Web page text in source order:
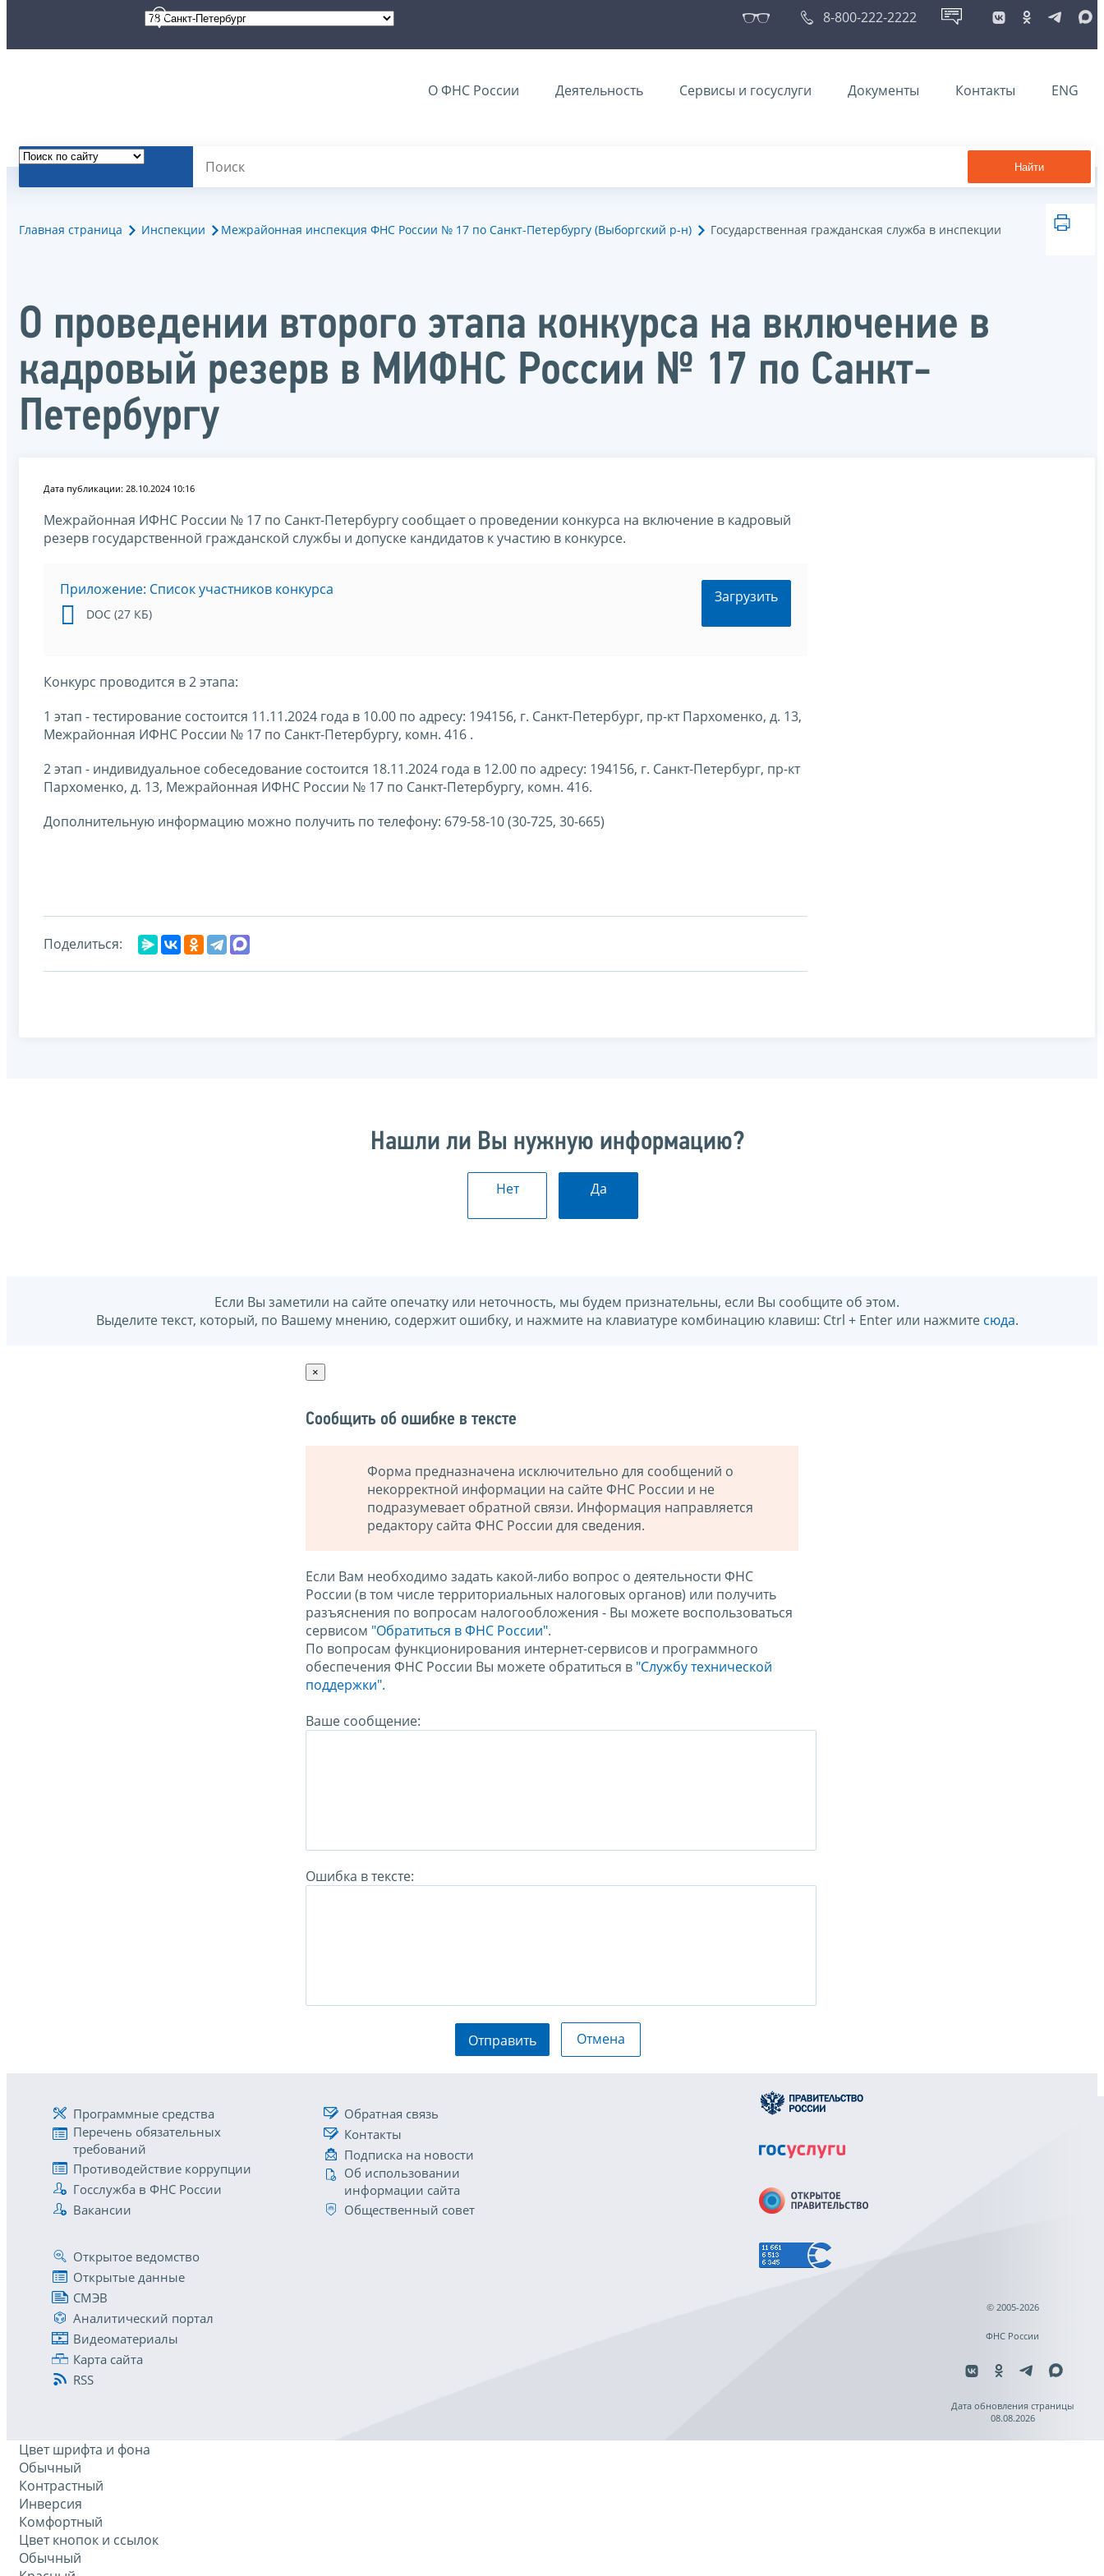
8-800-222-2222
О ФНС России Деятельность Сервисы и госуслуги Документы Контакты ENG
Найти
Главная страница Инспекции Межрайонная инспекция ФНС России № 17 по Санкт-Петербургу (Выборгский р-н) Государственная гражданская служба в инспекции
О проведении второго этапа конкурса на включение в
кадровый резерв в МИФНС России № 17 по Санкт-
Петербургу
Дата публикации: 28.10.2024 10:16
Межрайонная ИФНС России № 17 по Санкт-Петербургу сообщает о проведении конкурса на включение в кадровый
резерв государственной гражданской службы и допуске кандидатов к участию в конкурсе.
Приложение: Список участников конкурса
DOC (27 КБ)
Загрузить
Конкурс проводится в 2 этапа:
1 этап - тестирование состоится 11.11.2024 года в 10.00 по адресу: 194156, г. Санкт-Петербург, пр-кт Пархоменко, д. 13,
Межрайонная ИФНС России № 17 по Санкт-Петербургу, комн. 416 .
2 этап - индивидуальное собеседование состоится 18.11.2024 года в 12.00 по адресу: 194156, г. Санкт-Петербург, пр-кт
Пархоменко, д. 13, Межрайонная ИФНС России № 17 по Санкт-Петербургу, комн. 416.
Дополнительную информацию можно получить по телефону: 679-58-10 (30-725, 30-665)
Поделиться:
Нашли ли Вы нужную информацию?
Нет Да
Если Вы заметили на сайте опечатку или неточность, мы будем признательны, если Вы сообщите об этом.
Выделите текст, который, по Вашему мнению, содержит ошибку, и нажмите на клавиатуре комбинацию клавиш: Ctrl + Enter или нажмите сюда.
×
Сообщить об ошибке в тексте
Форма предназначена исключительно для сообщений о
некорректной информации на сайте ФНС России и не
подразумевает обратной связи. Информация направляется
редактору сайта ФНС России для сведения.
Если Вам необходимо задать какой-либо вопрос о деятельности ФНС
России (в том числе территориальных налоговых органов) или получить
разъяснения по вопросам налогообложения - Вы можете воспользоваться
сервисом "Обратиться в ФНС России".
По вопросам функционирования интернет-сервисов и программного
обеспечения ФНС России Вы можете обратиться в "Службу технической
поддержки".
Ваше сообщение:
Ошибка в тексте:
Отправить Отмена
Программные средства
Перечень обязательных
требований
Противодействие коррупции
Госслужба в ФНС России
Вакансии
Обратная связь
Контакты
Подписка на новости
Об использовании
информации сайта
Общественный совет
Открытое ведомство
Открытые данные
СМЭВ
Аналитический портал
Видеоматериалы
Карта сайта
RSS
© 2005-2026
ФНС России
Дата обновления страницы
08.08.2026
Цвет шрифта и фона
Обычный
Контрастный
Инверсия
Комфортный
Цвет кнопок и ссылок
Обычный